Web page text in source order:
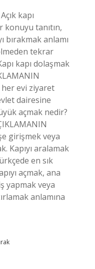
kapı
konuyu tanıtın,
bırakmak anlamı
tekrar
kapı dolaşmak
her evi ziyaret
dairesine
açmak nedir?
girişmek veya
Kapıyı aralamak
en sık
açmak, ana
yapmak veya
anlamına